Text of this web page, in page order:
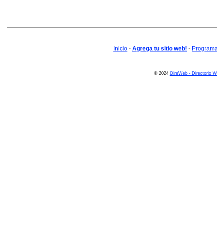
Inicio - Agrega tu sitio web! -
© 2024 DireWeb - Directorio